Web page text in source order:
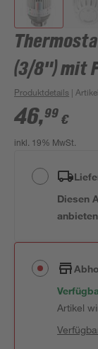
(3/8") mit
Produktdetails |
46,99 €
inkl. 19% MwSt.
Diesen
Artikel